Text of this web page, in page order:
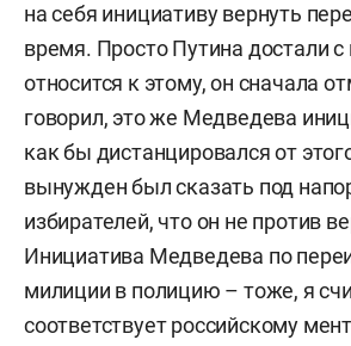
на себя инициативу вернуть
время. Просто Путина достали с
относится к этому, он сначала
говорил, это же Медведева
как бы дистанцировался от
вынужден был сказать под
избирателей, что он не против
Инициатива Медведева по
милиции в полицию – тоже, я
соответствует российскому